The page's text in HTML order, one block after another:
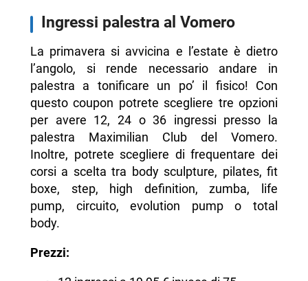
Ingressi palestra al Vomero
La primavera si avvicina e l’estate è dietro
l’angolo, si rende necessario andare in
palestra a tonificare un po’ il fisico! Con
questo coupon potrete scegliere tre opzioni
per avere 12, 24 o 36 ingressi presso la
palestra Maximilian Club del Vomero.
Inoltre, potrete scegliere di frequentare dei
corsi a scelta tra body sculpture, pilates, fit
boxe, step, high definition, zumba, life
pump, circuito, evolution pump o total
body.
Prezzi: